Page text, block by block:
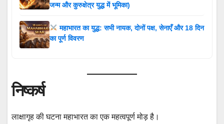
जन्म और कुरुक्षेत्र युद्ध में भूमिका)
महाभारत का युद्ध: सभी नायक, दोनों पक्ष, सेनाएँ और 18 दिन
का पूर्ण विवरण
निष्कर्ष
लाक्षागृह की घटना महाभारत का एक महत्वपूर्ण मोड़ है।